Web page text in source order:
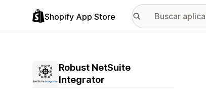
Shopify App Store
Robust NetSuite
Integrator